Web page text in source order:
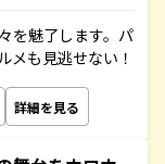
を魅了します。パ
メも見逃せない！
詳細を見る